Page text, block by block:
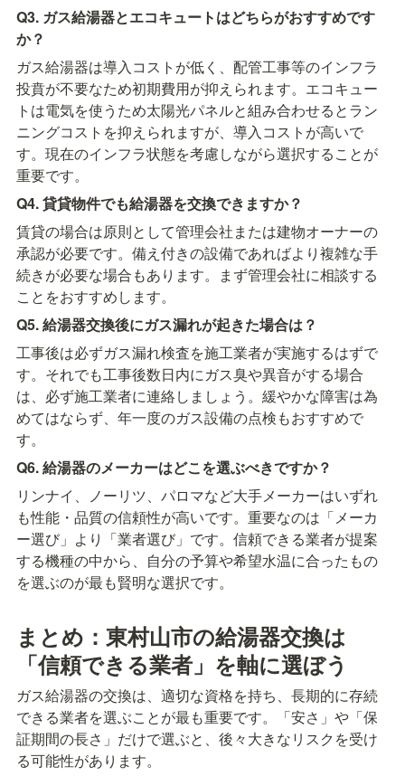
Q3. ガス給湯器とエコキュートはどちらがおすすめです
か？
ガス給湯器は導入コストが低く、配管工事等のインフラ
投賁が不要なため初期費用が抑えられます。エコキュー
トは電気を使うため太陽光パネルと組み合わせるとラン
ニングコストを抑えられますが、導入コストが高いで
す。現在のインフラ状態を考慮しながら選択することが
重要です。
Q4. 貸貸物件でも給湯器を交換できますか？
賃貸の場合は原則として管理会社または建物オーナーの
承認が必要です。備え付きの設備であればより複雑な手
続きが必要な場合もあります。まず管理会社に相談する
ことをおすすめします。
Q5. 給湯器交換後にガス漏れが起きた場合は？
工事後は必ずガス漏れ検査を施工業者が実施するはずで
す。それでも工事後数日内にガス臭や異音がする場合
は、必ず施工業者に連絡しましょう。緩やかな障害は為
めてはならず、年一度のガス設備の点検もおすすめで
す。
Q6. 給湯器のメーカーはどこを選ぶべきですか？
リンナイ、ノーリツ、パロマなど大手メーカーはいずれ
も性能・品質の信頼性が高いです。重要なのは「メーカ
ー選び」より「業者選び」です。信頼できる業者が提案
する機種の中から、自分の予算や希望水温に合ったもの
を選ぶのが最も賢明な選択です。
まとめ：東村山市の給湯器交換は
「信頼できる業者」を軸に選ぼう
ガス給湯器の交換は、適切な資格を持ち、長期的に存続
できる業者を選ぶことが最も重要です。「安さ」や「保
証期間の長さ」だけで選ぶと、後々大きなリスクを受け
る可能性があります。